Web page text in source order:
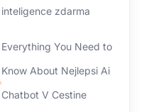
inteligence zdarma
Everything You Need to
Know About Nejlepsi Ai
Chatbot V Cestine